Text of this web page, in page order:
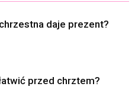
daje prezent?
przed chrztem?